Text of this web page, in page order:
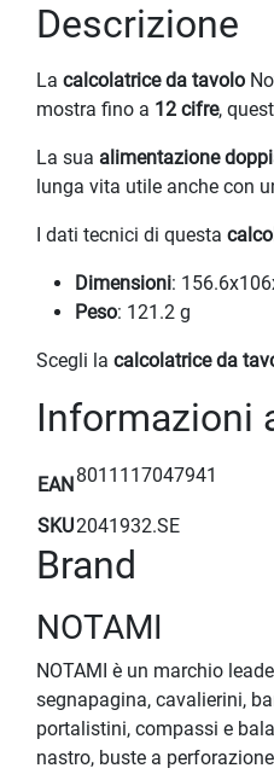
Descrizione
La calcolatrice da tavolo
mostra fino a 12 cifre,
La sua alimentazione
lunga vita utile anche con
I dati tecnici di questa
Dimensioni:
Peso: 121.2 g
Scegli la calcolatrice da
Informazioni
EAN8011117047941
SKU2041932.SE
Brand
NOTAMI
NOTAMI è un marchio
segnapagina, cavalierini,
portalistini, compassi e
nastro, buste a